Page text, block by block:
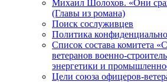
Михаил Шолохов. «Они
(Главы из романа)
Поиск сослуживцев
Политика
Список состава комитета
ветеранов военно-
энергетики и
Цели союза офицеров-